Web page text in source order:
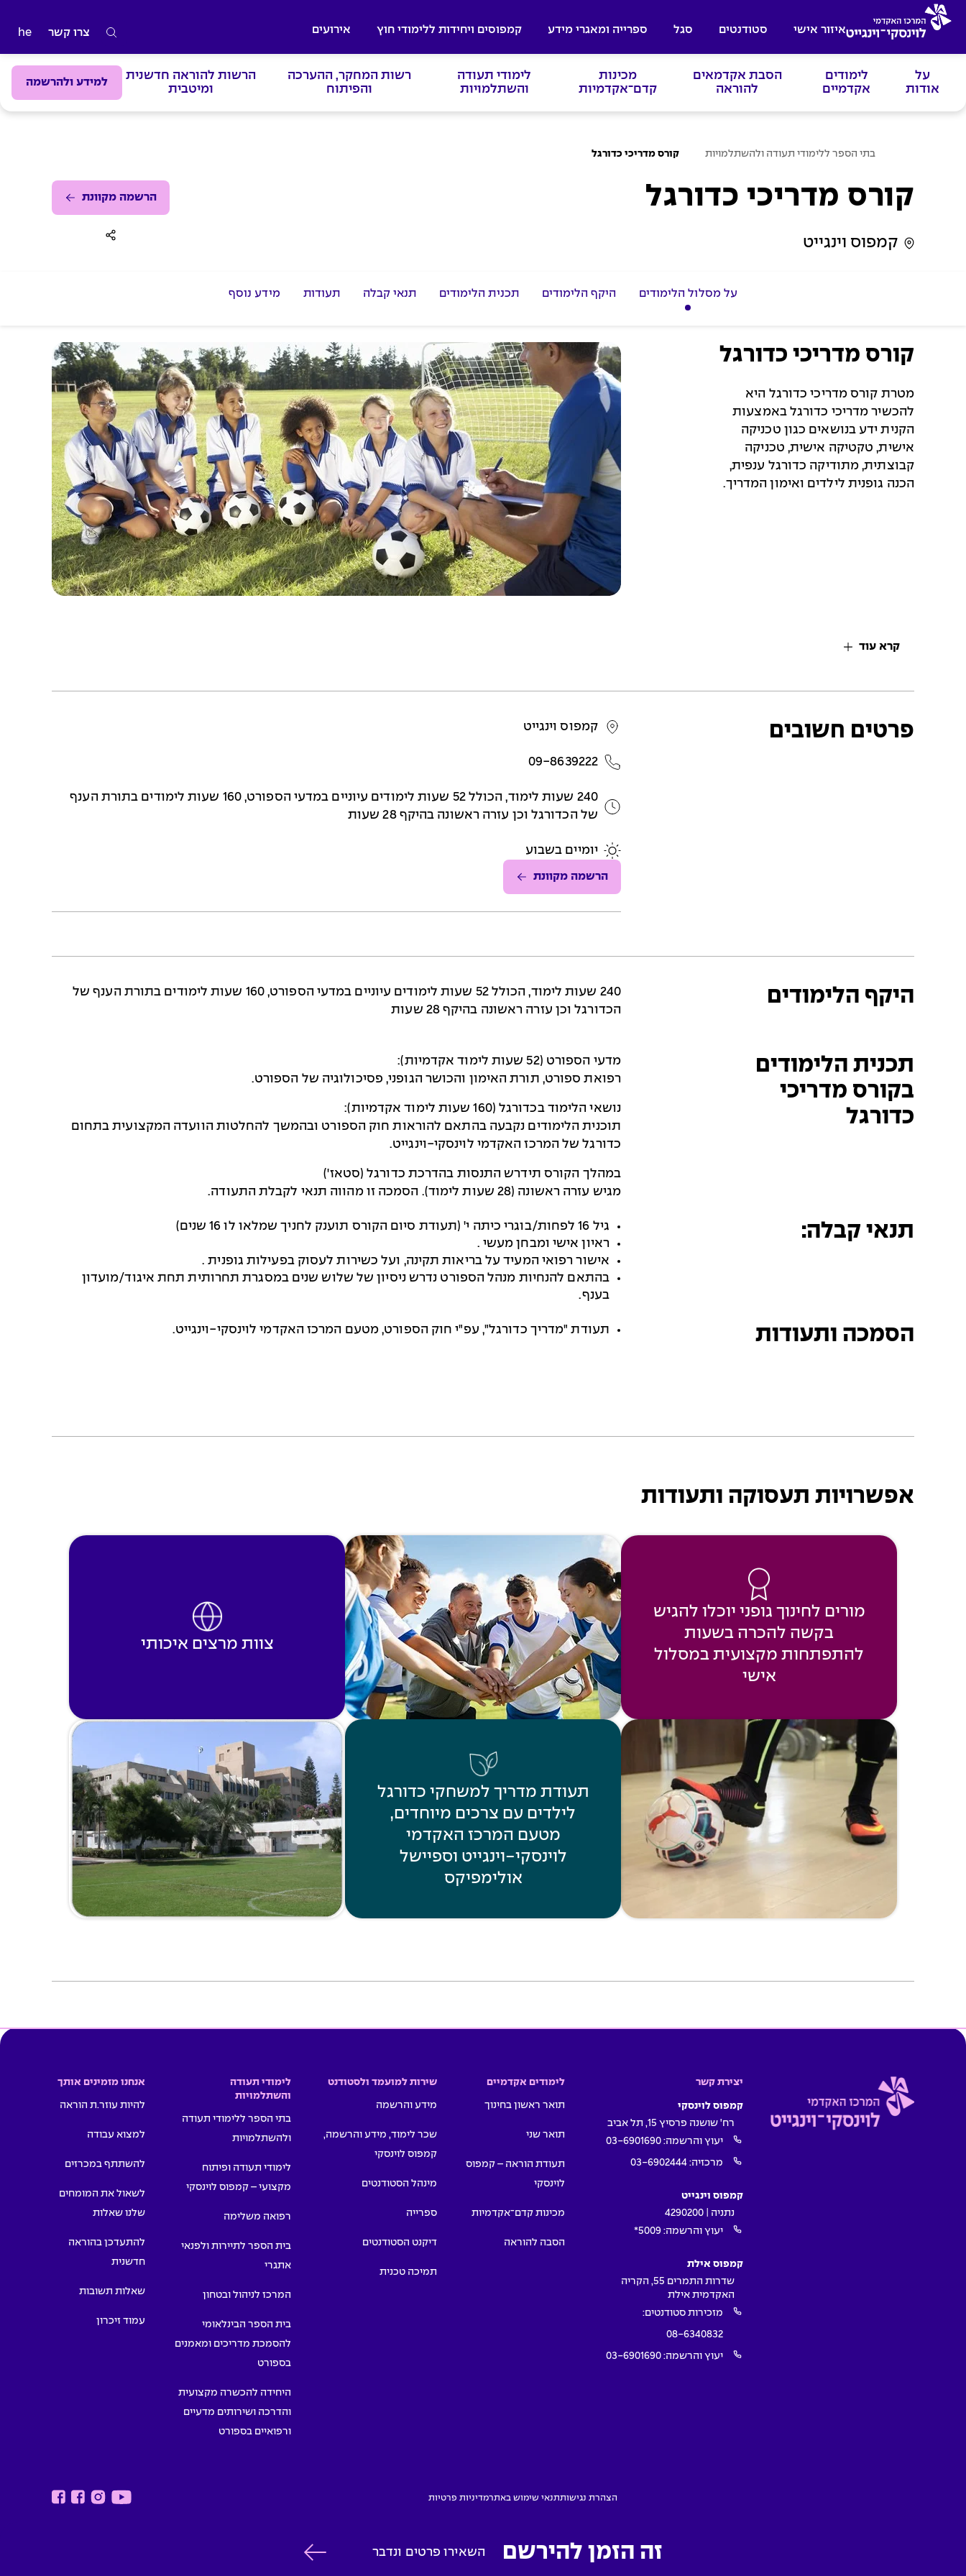
איזור אישי סטודנטים סגל ספרייה ומאגרי מידע קמפוסים ויחידות ללימודי חוץ
אירועים
ל
ד
ם
ל
צרו קשר he
על
אודות
לימודים
אקדמיים
הסבת אקדמאים
להוראה
מכינות
קדם־אקדמיות
לימודי תעודה
והשתלמויות
רשות המחקר, ההערכה
והפיתוח
הרשות להוראה חדשנית
ומיטבית
למידע ולהרשמה
ה
ב
בתי הספר ללימודי תעודה ולהשתלמויות קורס מדריכי כדורגל
קורס מדריכי כדורגל
קמפוס וינגייט
הרשמה מקוונת
על מסלול הלימודים היקף הלימודים תכנית הלימודים תנאי קבלה תעודות מידע נוסף
קורס מדריכי כדורגל
מטרת קורס מדריכי כדורגל היא
להכשיר מדריכי כדורגל באמצעות
הקנית ידע בנושאים כגון טכניקה
אישית, טקטיקה אישית, טכניקה
קבוצתית, מתודיקה כדורגל ענפית,
הכנה גופנית לילדים ואימון המדריך.
קרא עוד
פרטים חשובים קמפוס וינגייט
09-8639222
240 שעות לימוד, הכולל 52 שעות לימודים עיוניים במדעי הספורט, 160 שעות לימודים בתורת הענף
של הכדורגל וכן עזרה ראשונה בהיקף 28 שעות
יומיים בשבוע
הרשמה מקוונת
היקף הלימודים
240 שעות לימוד, הכולל 52 שעות לימודים עיוניים במדעי הספורט, 160 שעות לימודים בתורת הענף של
הכדורגל וכן עזרה ראשונה בהיקף 28 שעות
תכנית הלימודים
בקורס מדריכי
כדורגל
מדעי הספורט (52 שעות לימוד אקדמיות)
:
רפואת ספורט, תורת האימון והכושר הגופני, פסיכולוגיה של הספורט.
נושאי הלימוד בכדורגל (160 שעות לימוד אקדמיות)
:
תוכנית הלימודים נקבעה בהתאם להוראות חוק הספורט ובהמשך להחלטות הוועדה המקצועית בתחום
כדורגל של המרכז האקדמי לוינסקי-וינגייט.
במהלך הקורס תידרש התנסות בהדרכת כדורגל )סטאז')
מגיש עזרה ראשונה (28 שעות לימוד). הסמכה זו מהווה תנאי לקבלת התעודה
.
תנאי קבלה:
גיל 16 לפחות/בוגרי כיתה י' (תעודת סיום הקורס תוענק לחניך שמלאו לו 16 שנים)
ראיון אישי ומבחן מעשי .
אישור רפואי המעיד על בריאות תקינה, ועל כשירות לעסוק בפעילות גופנית.
בהתאם להנחיות מנהל הספורט נדרש ניסיון של שלוש שנים במסגרת תחרותית תחת איגוד/מועדון
בענף.
הסמכה ותעודות תעודת "מדריך כדורגל", עפ"י חוק הספורט, מטעם המרכז האקדמי לוינסקי-וינגייט.
אפשרויות תעסוקה ותעודות
מורים לחינוך גופני יוכלו להגיש
בקשה להכרה בשעות
להתפתחות מקצועית במסלול
אישי
צוות מרצים איכותי
תעודת מדריך למשחקי כדורגל
לילדים עם צרכים מיוחדים,
מטעם המרכז האקדמי
לוינסקי-וינגייט וספיישל
אולימפיקס
זה הזמן להירשם השאירו פרטים ונדבר
יצירת קשר
קמפוס לוינסקי
רח' שושנה פרסיץ 15, תל אביב
יעוץ והרשמה: 03-6901690
מרכזיה: 03-6902444
קמפוס וינגייט
נתניה | 4290200
יעוץ והרשמה: 5009*
קמפוס אילת
שדרות התמרים 55, הקריה
האקדמית אילת
מזכירות סטודנטים:
08-6340832
יעוץ והרשמה: 03-6901690
לימודים אקדמיים
תואר ראשון בחינוך
תואר שני
תעודת הוראה – קמפוס
לוינסקי
מכינות קדם־אקדמיות
הסבה להוראה
שירות למועמד ולסטודנט
מידע והרשמה
שכר לימוד, מידע והרשמה,
קמפוס לוינסקי
מינהל הסטודנטים
ספרייה
דיקנט הסטודנטים
תמיכה טכנית
לימודי תעודה
והשתלמויות
בתי הספר ללימודי תעודה
ולהשתלמויות
לימודי תעודה ופיתוח
מקצועי – קמפוס לוינסקי
רפואה משלימה
בית הספר לתיירות ולפנאי
אתגרי
המרכז לניהול ובטחון
בית הספר הבינלאומי
להסמכת מדריכים ומאמנים
בספורט
היחידה להכשרה מקצועית
והדרכה ושירותים מדעיים
ורפואיים בספורט
אנחנו מזמינים אותך
להיות עוזר.ת הוראה
למצוא עבודה
להשתתף במכרזים
לשאול את המומחים
שלנו שאלות
להתעדכן בהוראה
חדשנית
שאלות תשובות
עמוד זיכרון
הצהרת נגישותתנאי שימוש באתרמדיניות פרטיות